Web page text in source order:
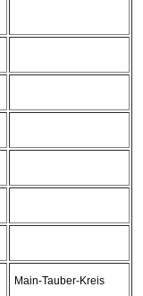
Main-Tauber-Kreis